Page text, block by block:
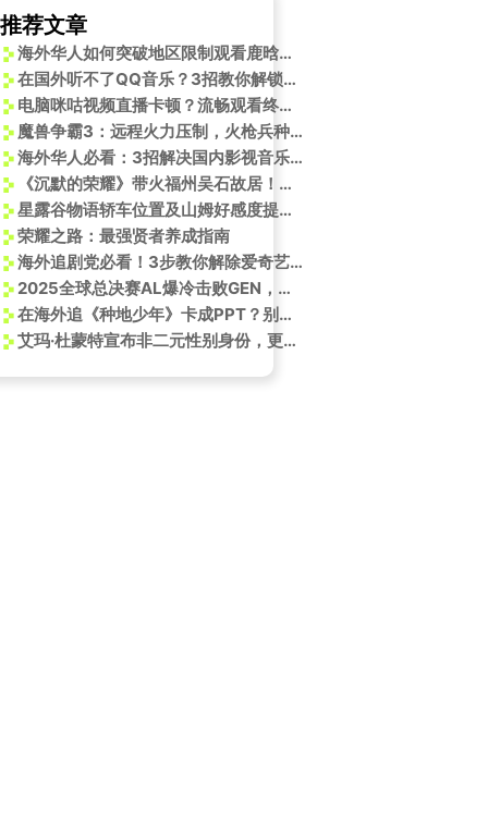
推荐文章
海外华人如何突破地区限制观看鹿晗演唱会？实用解决方案来了
在国外听不了QQ音乐？3招教你解锁《新说唱》21强选手歌单！
电脑咪咕视频直播卡顿？流畅观看终极指南
魔兽争霸3：远程火力压制，火枪兵种深度解析
海外华人必看：3招解决国内影视音乐地区限制，不再错过重要内容
《沉默的荣耀》带火福州吴石故居！探秘红色打卡地背后的故事
星露谷物语轿车位置及山姆好感度提升攻略
荣耀之路：最强贤者养成指南
海外追剧党必看！3步教你解除爱奇艺地区限制，不错过任何爆款新剧
2025全球总决赛AL爆冷击败GEN，海外观赛卡顿？Sixfast一键解锁LOL赛事直播
在海外追《种地少年》卡成PPT？别急，这可能是你离家乡综艺最近的一次
艾玛·杜蒙特宣布非二元性别身份，更名尼克·杜蒙特